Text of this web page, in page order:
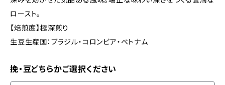
ロースト。
【焙煎度】極深煎り
生豆生産国：ブラジル・コロンビア・ベトナム
挽・豆どちらかご選択ください